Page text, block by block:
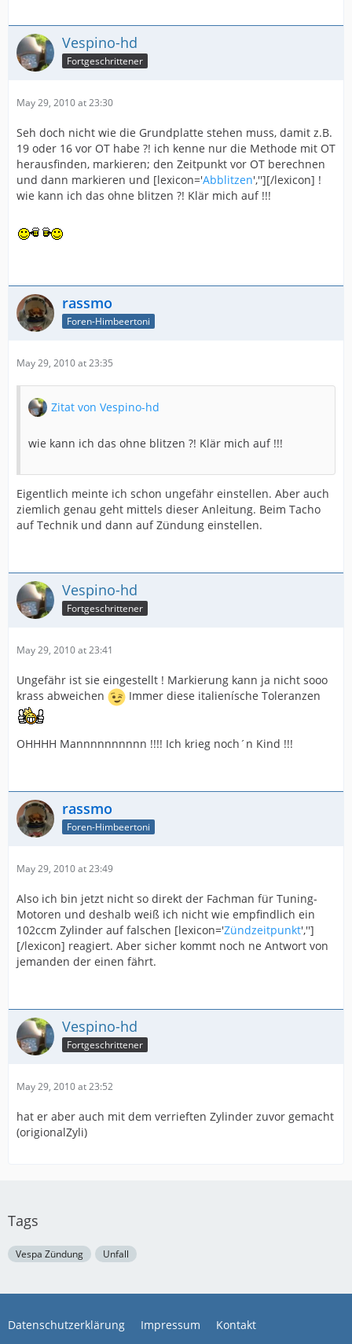
Vespino-hd
Fortgeschrittener
May 29, 2010 at 23:30
Seh doch nicht wie die Grundplatte stehen muss, damit z.B.
19 oder 16 vor OT habe ?! ich kenne nur die Methode mit OT
herausfinden, markieren; den Zeitpunkt vor OT berechnen
und dann markieren und [lexicon='Abblitzen',''][/lexicon] !
wie kann ich das ohne blitzen ?! Klär mich auf !!!
rassmo
Foren-Himbeertoni
May 29, 2010 at 23:35
Zitat von Vespino-hd
wie kann ich das ohne blitzen ?! Klär mich auf !!!
Eigentlich meinte ich schon ungefähr einstellen. Aber auch
ziemlich genau geht mittels dieser Anleitung. Beim Tacho
auf Technik und dann auf Zündung einstellen.
Vespino-hd
Fortgeschrittener
May 29, 2010 at 23:41
Ungefähr ist sie eingestellt ! Markierung kann ja nicht sooo
krass abweichen
Immer diese italienísche Toleranzen
OHHHH Mannnnnnnnnn !!!! Ich krieg noch´n Kind !!!
rassmo
Foren-Himbeertoni
May 29, 2010 at 23:49
Also ich bin jetzt nicht so direkt der Fachman für Tuning-
Motoren und deshalb weiß ich nicht wie empfindlich ein
102ccm Zylinder auf falschen [lexicon='Zündzeitpunkt','']
[/lexicon] reagiert. Aber sicher kommt noch ne Antwort von
jemanden der einen fährt.
Vespino-hd
Fortgeschrittener
May 29, 2010 at 23:52
hat er aber auch mit dem verrieften Zylinder zuvor gemacht
(origionalZyli)
Tags
Vespa Zündung Unfall
Datenschutzerklärung Impressum Kontakt